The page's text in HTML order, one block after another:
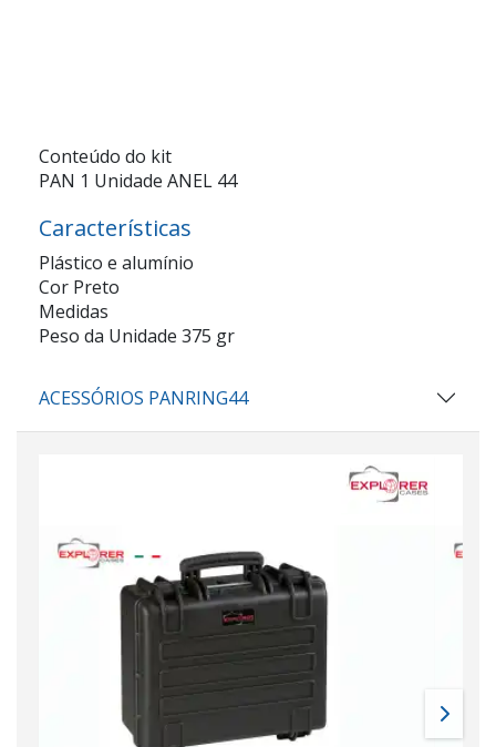
Conteúdo do kit
PAN 1 Unidade ANEL 44
Características
Plástico e alumínio
Cor Preto
Medidas
Peso da Unidade 375 gr
ACESSÓRIOS PANRING44